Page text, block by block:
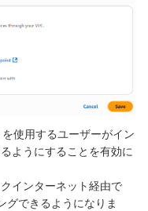
使用するユーザーがイン
ようにすることを有効に
インターネット経由で
グできるようになりま